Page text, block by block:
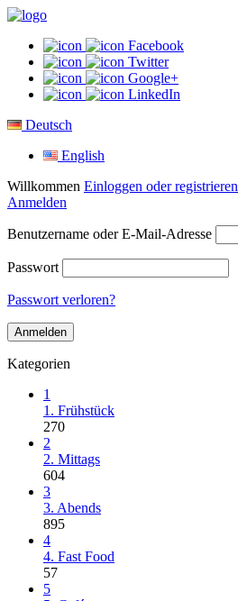
Facebook
Twitter
Google+
LinkedIn
Deutsch
English
Willkommen Einloggen oder registrieren
Anmelden
Benutzername oder E-Mail-Adresse
Passwort
Passwort verloren?
Kategorien
1
1. Frühstück
270
2
2. Mittags
604
3
3. Abends
895
4
4. Fast Food
57
5